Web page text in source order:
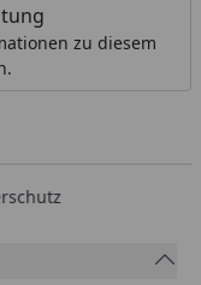
zu diesem